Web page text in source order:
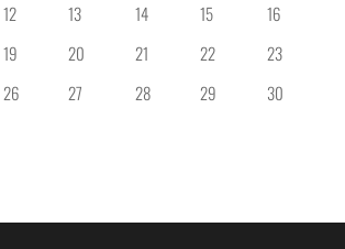
12 13 14 15
16
19 20 21 22
23
26 27 28 29
30